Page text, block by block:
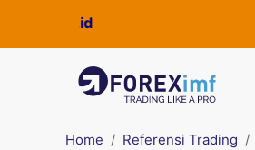
Home Referensi Trading